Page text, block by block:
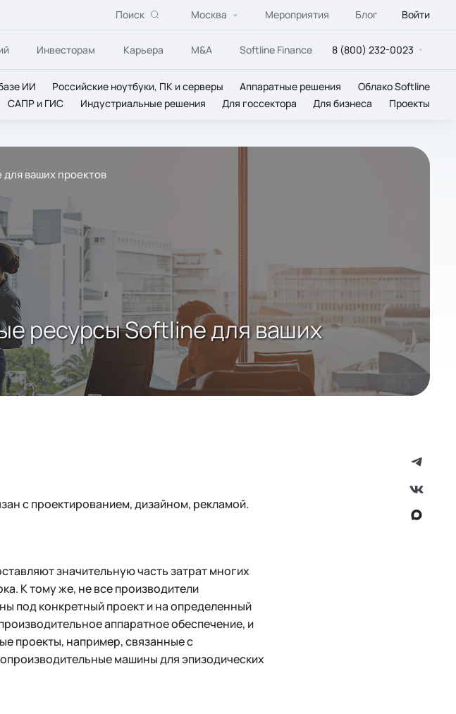
Поиск Москва Мероприятия Блог Войти
Инвесторам Карьера M&A Softline Finance 8 (800) 232-0023
ИИ Российские ноутбуки, ПК и серверы Аппаратные решения
Облако Softline
САПР и ГИС
Индустриальные решения Для госсектора Для бизнеса Проекты
ваших проектов
ресурсы Softline для ваших
с проектированием, дизайном, рекламой.
значительную часть затрат многих
К тому же, не все производители
под конкретный проект и на определенный
аппаратное обеспечение, и
проекты, например, связанные с
машины для эпизодических